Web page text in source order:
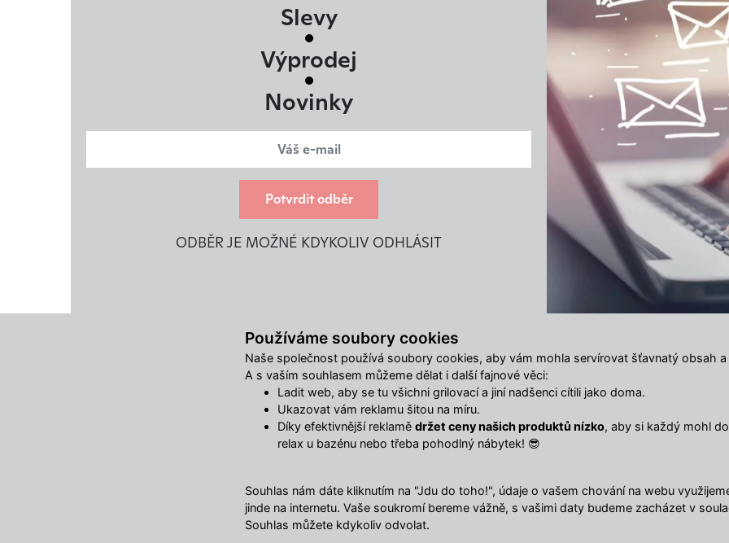
Používáme soubory cookies
Naše společnost používá soubory cookies, aby vám mohla servírovat šťavnatý obsah a
A s vaším souhlasem můžeme dělat i další fajnové věci:
Ladit web, aby se tu všichni grilovací a jiní nadšenci cítili jako doma.
Ukazovat vám reklamu šitou na míru.
Díky efektivnější reklamě držet ceny našich produktů nízko, aby si každý mohl
relax u bazénu nebo třeba pohodlný nábytek! 😎
Souhlas nám dáte kliknutím na "Jdu do toho!", údaje o vašem chování na webu
jinde na internetu. Vaše soukromí bereme vážně, s vašimi daty budeme zacházet v
Souhlas můžete kdykoliv odvolat.
Slevy
Výprodej
Novinky
Potvrdit odběr
ODBĚR JE MOŽNÉ KDYKOLIV ODHLÁSIT
Změnit nastavení využití cookies
Hlavní menu
Obchodní podmínky
Reklamační online